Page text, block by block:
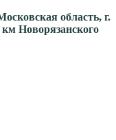
область, г.
Новорязанского